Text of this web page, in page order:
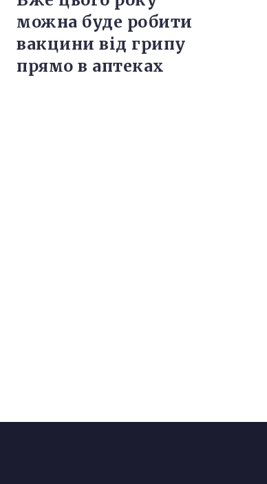
можна буде робити
вакцини від грипу
прямо в аптеках